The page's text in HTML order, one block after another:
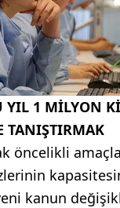
YIL 1 MİLYON
TANIŞTIRMAK
öncelikli
kanun